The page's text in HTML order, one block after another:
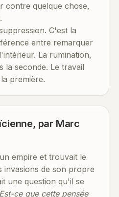
contre quelque chose,
C'est la
entre remarquer
La rumination,
la seconde. Le travail
première.
par Marc
empire et trouvait le
invasions de son propre
une question qu'il se
Est-ce que cette pensée